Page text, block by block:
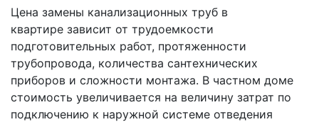
Цена замены канализационных труб в
квартире зависит от трудоемкости
подготовительных работ, протяженности
трубопровода, количества сантехнических
приборов и сложности монтажа. В частном доме
стоимость увеличивается на величину затрат по
подключению к наружной системе отведения